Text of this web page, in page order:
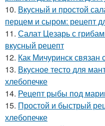
10. Вкусный и простой
перцем и сыром: рецепт
11. Салат Цезарь с
вкусный рецепт
12. Как Мичуринск
13. Вкусное тесто для
хлебопечке
14. Рецепт рыбы под
15. Простой и быстрый
хлебопечке